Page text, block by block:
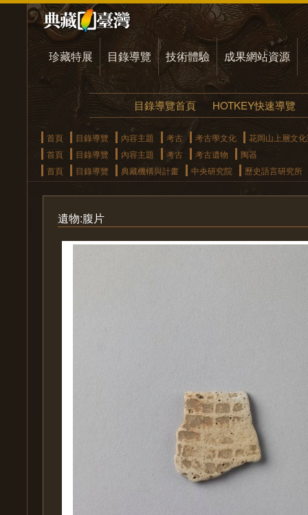
珍藏特展 目錄導覽 技術體驗 成果網站資源
目錄導覽首頁 HOTKEY快速導覽
首頁 目錄導覽 內容主題 考古 考古學文化
花岡山上層文
首頁
目錄導覽 內容主題 考古 考古遺物
陶器
首頁
目錄導覽 典藏機構與計畫 中央研究院 歷史語言研究所
遺物:腹片